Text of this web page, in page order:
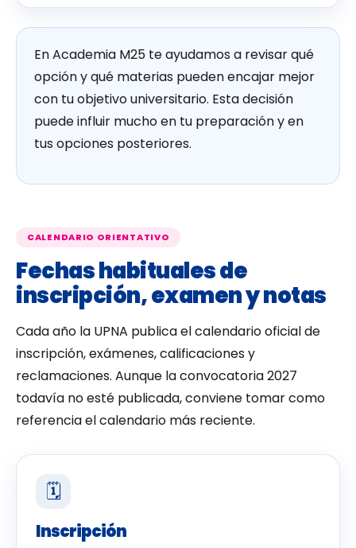
En Academia M25 te ayudamos a revisar qué
opción y qué materias pueden encajar mejor
con tu objetivo universitario. Esta decisión
puede influir mucho en tu preparación y en
tus opciones posteriores.
CALENDARIO ORIENTATIVO
Fechas habituales de
inscripción, examen y notas
Cada año la UPNA publica el calendario oficial de
inscripción, exámenes, calificaciones y
reclamaciones. Aunque la convocatoria 2027
todavía no esté publicada, conviene tomar como
referencia el calendario más reciente.
🗓️
Inscripción